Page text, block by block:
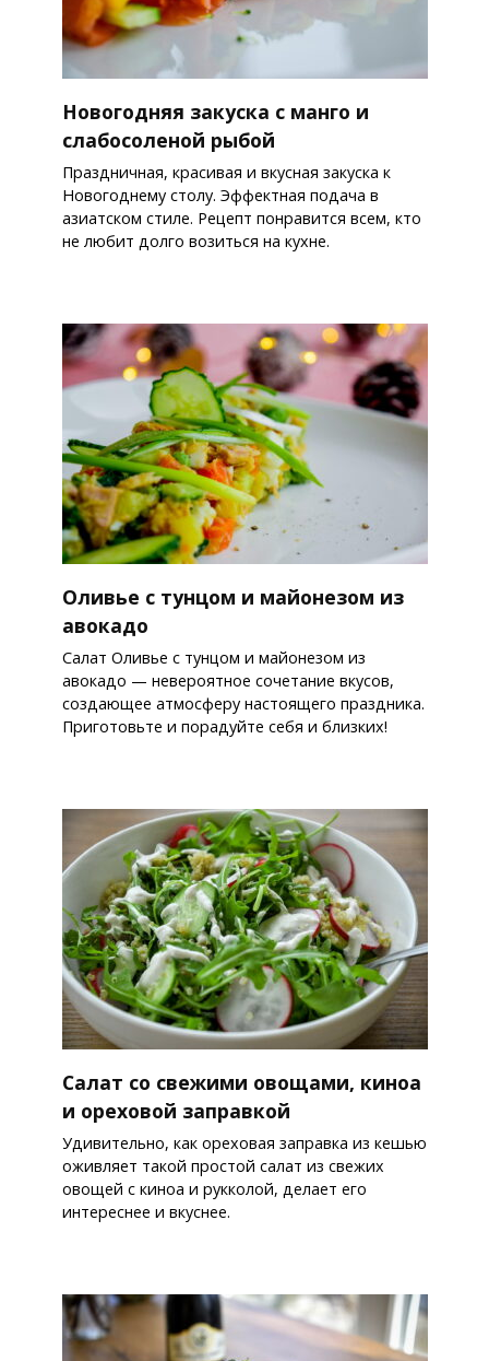
Новогодняя закуска с манго и
слабосоленой рыбой
Праздничная, красивая и вкусная закуска к
Новогоднему столу. Эффектная подача в
азиатском стиле. Рецепт понравится всем, кто
не любит долго возиться на кухне.
Оливье с тунцом и майонезом из
авокадо
Салат Оливье с тунцом и майонезом из
авокадо — невероятное сочетание вкусов,
создающее атмосферу настоящего праздника.
Приготовьте и порадуйте себя и близких!
Салат со свежими овощами, киноа
и ореховой заправкой
Удивительно, как ореховая заправка из кешью
оживляет такой простой салат из свежих
овощей с киноа и рукколой, делает его
интереснее и вкуснее.